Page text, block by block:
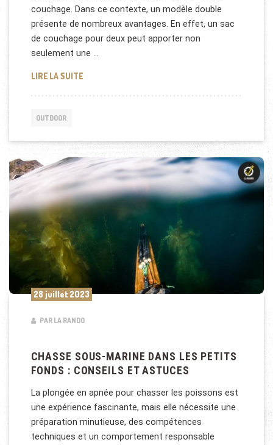
couchage. Dans ce contexte, un modèle double
présente de nombreux avantages. En effet, un sac
de couchage pour deux peut apporter non
seulement une …
LIRE LA SUITEOPTIMISEZ VOTRE ÉQUIPEMENT AVEC UN SAC DE
OUTDOOR
28 juillet 2023
PAR LA RANDO
CHASSE SOUS-MARINE DANS LES PETITS
FONDS : CONSEILS ET ASTUCES
La plongée en apnée pour chasser les poissons est
une expérience fascinante, mais elle nécessite une
préparation minutieuse, des compétences
techniques et un comportement responsable